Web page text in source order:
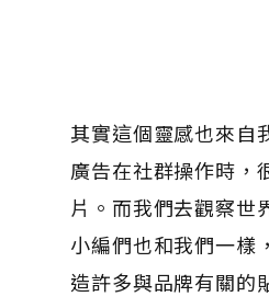
其實這個靈感也來自
廣告在社群操作時，
片。而我們去觀察世
小編們也和我們一樣
造許多與品牌有關的